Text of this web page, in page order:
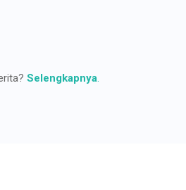
Selengkapnya.